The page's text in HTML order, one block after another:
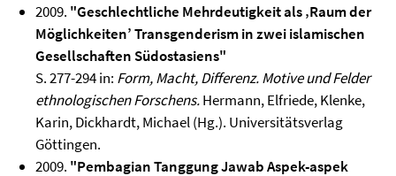
2009. "Geschlechtliche Mehrdeutigkeit als ‚Raum der
Möglichkeiten’ Transgenderism in zwei islamischen
Gesellschaften Südostasiens"
S. 277-294 in: Form, Macht, Differenz. Motive und Felder
ethnologischen Forschens.Hermann, Elfriede, Klenke,
Karin, Dickhardt, Michael (Hg.). Universitätsverlag
Göttingen.
2009. "Pembagian Tanggung Jawab Aspek-aspek